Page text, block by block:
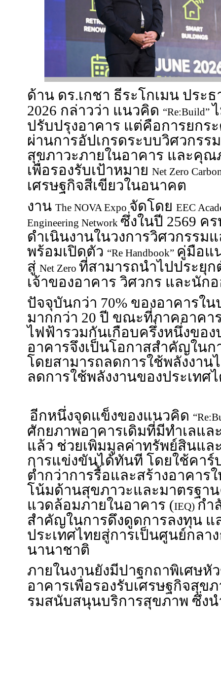
ด้าน ดร.เกชา ธีระโกเมน ประ
2026 กล่าวว่า แนวคิด “Re:Build”
ปรับปรุงอาคาร แต่คือการยกร
ผ่านการอัปเกรดระบบวิศวกรร
สุขภาวะภายในอาคาร และคุ
เพื่อรองรับเป้าหมาย Net Zero
เศรษฐกิจสีเขียวในอนาคต
งาน The NOVA Expo จัดโดย EEC
Engineering Network ซึ่งในปี 2569 ค
ดำเนินงานในวงการวิศวกรรม
พร้อมเปิดตัว “Re Handbook” คู่มือแ
สู่ Net Zero ที่สามารถนำไปประยุก
เจ้าของอาคาร วิศวกร และนัก
ปัจจุบันกว่า 70% ของอาคารใ
มากกว่า 20 ปี ขณะที่ภาคอาคา
ไฟฟ้ารวมกันเกือบครึ่งหนึ่งของ
อาคารจึงเป็นโอกาสสำคัญในก
โดยสามารถลดการใช้พลังงาน
ลดการใช้พลังงานของประเท
อีกหนึ่งจุดแข็งของแนวคิด
ศักยภาพอาคารเดิมที่มีทำเลแ